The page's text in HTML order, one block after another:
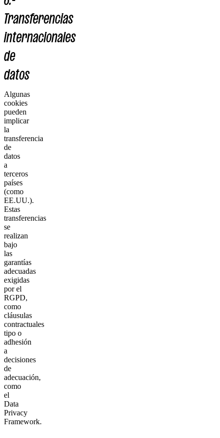
Transferencias
internacionales
de
datos
Algunas
cookies
pueden
implicar
la
transferencia
de
datos
a
terceros
países
(como
EE.UU.).
Estas
transferencias
se
realizan
bajo
las
garantías
adecuadas
exigidas
por el
RGPD,
como
cláusulas
contractuales
tipo o
adhesión
a
decisiones
de
adecuación,
como
el
Data
Privacy
Framework.